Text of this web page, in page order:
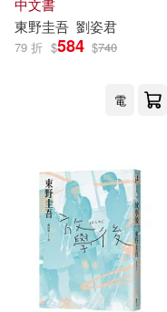
中文書
東野圭吾 劉姿君
79 折 $584 $740
電